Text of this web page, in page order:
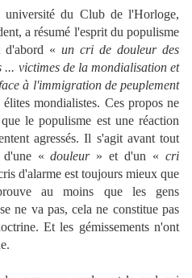
du Club de l'Horloge,
a résumé l'esprit du populisme
d'abord « un cri de douleur des
... victimes de la mondialisation et
à l'immigration de peuplement
mondialistes. Ces propos ne
le populisme est une réaction
agressés. Il s'agit avant tout
d'une «douleur» et d'un «cri
d'alarme est toujours mieux que
au moins que les gens
ne va pas, cela ne constitue pas
Et les gémissements n'ont